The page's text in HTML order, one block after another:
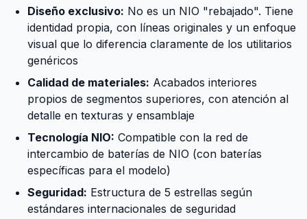
Diseño exclusivo: No es un NIO "rebajado". Tiene
identidad propia, con líneas originales y un enfoque
visual que lo diferencia claramente de los utilitarios
genéricos
Calidad de materiales: Acabados interiores
propios de segmentos superiores, con atención al
detalle en texturas y ensamblaje
Tecnología NIO: Compatible con la red de
intercambio de baterías de NIO (con baterías
específicas para el modelo)
Seguridad: Estructura de 5 estrellas según
estándares internacionales de seguridad